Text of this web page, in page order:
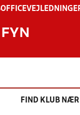
FIND KLUB NÆR